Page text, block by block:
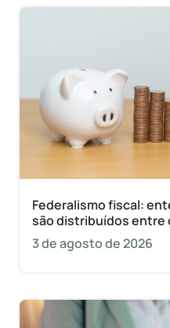
Federalismo fiscal:
são distribuídos entre
3 de agosto de 2026